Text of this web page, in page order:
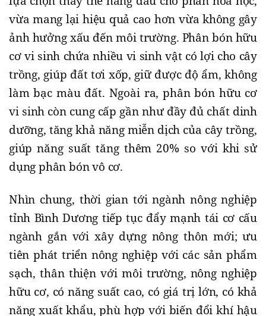
vừa mang lại hiệu quả cao hơn vừa không gây
ảnh hưởng xấu đến môi trường. Phân bón hữu
cơ vi sinh chứa nhiều vi sinh vật có lợi cho cây
trồng, giúp đất tơi xốp, giữ được độ ẩm, không
làm bạc màu đất. Ngoài ra, phân bón hữu cơ
vi sinh còn cung cấp gần như đầy đủ chất dinh
dưỡng, tăng khả năng miễn dịch của cây trồng,
giúp năng suất tăng thêm 20% so với khi sử
dụng phân bón vô cơ.
Nhìn chung, thời gian tới ngành nông nghiệp
tỉnh Bình Dương tiếp tục đẩy mạnh tái cơ cấu
ngành gắn với xây dựng nông thôn mới; ưu
tiên phát triển nông nghiệp với các sản phẩm
sạch, thân thiện với môi trường, nông nghiệp
hữu cơ, có năng suất cao, có giá trị lớn, có khả
năng xuất khẩu, phù hợp với biến đổi khí hậu